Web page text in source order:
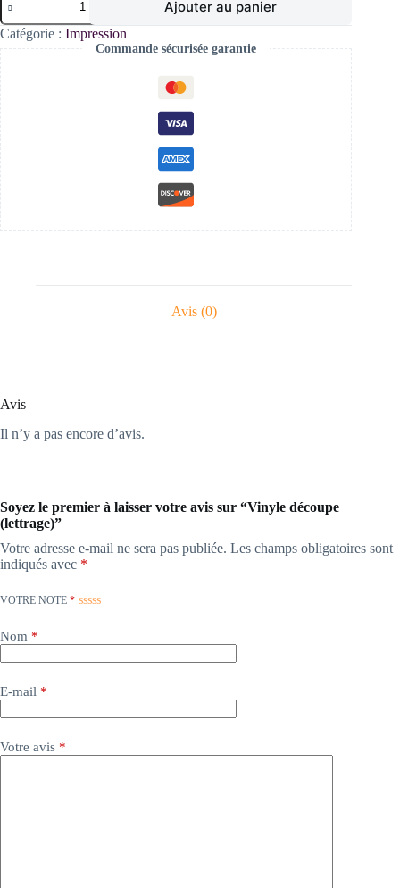
était :
د.م. 120,00.
est :
د.م. 100,00.
de
Vinyle
découpe
(lettrage)
Ajouter au panier
Catégorie : Impression
Commande sécurisée garantie
Avis (0)
Avis
Il n’y a pas encore d’avis.
Soyez le premier à laisser votre avis sur “Vinyle découpe
(lettrage)”
Votre adresse e-mail ne sera pas publiée. Les champs obligatoires sont
indiqués avec *
VOTRE NOTE *
Nom *
E-mail *
Votre avis *